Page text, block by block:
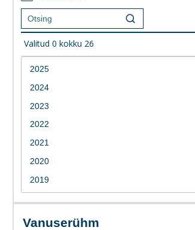
Valitud 0 kokku 26
Vanuserühm